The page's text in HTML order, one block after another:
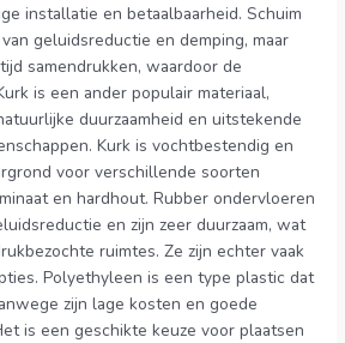
installatie en betaalbaarheid. Schuim
geluidsreductie en demping, maar
samendrukken, waardoor de
is een ander populair materiaal,
duurzaamheid en uitstekende
Kurk is vochtbestendig en
voor verschillende soorten
en hardhout. Rubber ondervloeren
en zijn zeer duurzaam, wat
ruimtes. Ze zijn echter vaak
Polyethyleen is een type plastic dat
zijn lage kosten en goede
is een geschikte keuze voor plaatsen